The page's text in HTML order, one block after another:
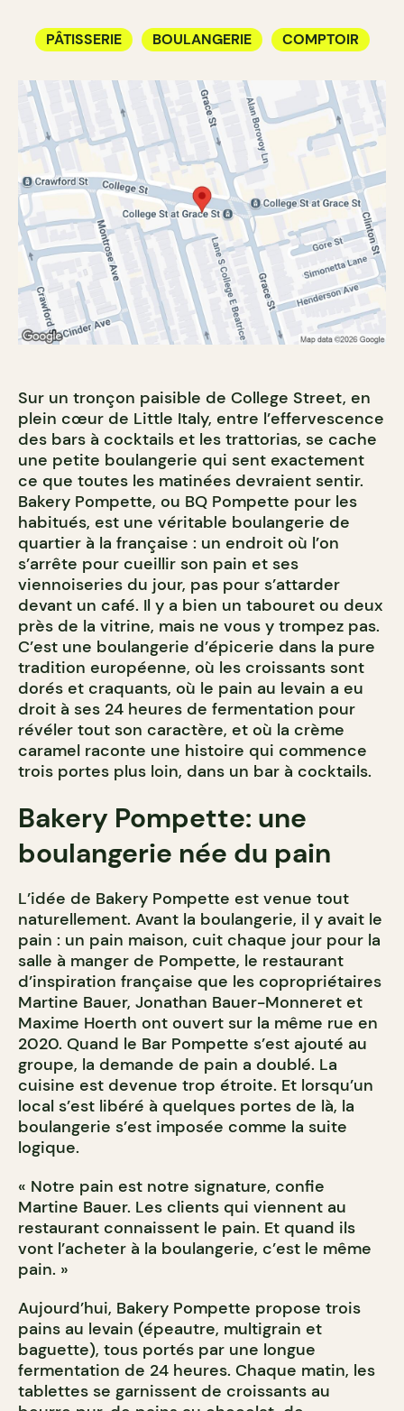
PÂTISSERIE BOULANGERIE COMPTOIR
Sur un tronçon paisible de College Street, en
plein cœur de Little Italy, entre l’effervescence
des bars à cocktails et les trattorias, se cache
une petite boulangerie qui sent exactement
ce que toutes les matinées devraient sentir.
Bakery Pompette, ou BQ Pompette pour les
habitués, est une véritable boulangerie de
quartier à la française : un endroit où l’on
s’arrête pour cueillir son pain et ses
viennoiseries du jour, pas pour s’attarder
devant un café. Il y a bien un tabouret ou deux
près de la vitrine, mais ne vous y trompez pas.
C’est une boulangerie d’épicerie dans la pure
tradition européenne, où les croissants sont
dorés et craquants, où le pain au levain a eu
droit à ses 24 heures de fermentation pour
révéler tout son caractère, et où la crème
caramel raconte une histoire qui commence
trois portes plus loin, dans un bar à cocktails.
Bakery Pompette: une
boulangerie née du pain
L’idée de Bakery Pompette est venue tout
naturellement. Avant la boulangerie, il y avait le
pain : un pain maison, cuit chaque jour pour la
salle à manger de Pompette, le restaurant
d’inspiration française que les copropriétaires
Martine Bauer, Jonathan Bauer-Monneret et
Maxime Hoerth ont ouvert sur la même rue en
2020. Quand le Bar Pompette s’est ajouté au
groupe, la demande de pain a doublé. La
cuisine est devenue trop étroite. Et lorsqu’un
local s’est libéré à quelques portes de là, la
boulangerie s’est imposée comme la suite
logique.
« Notre pain est notre signature, confie
Martine Bauer. Les clients qui viennent au
restaurant connaissent le pain. Et quand ils
vont l’acheter à la boulangerie, c’est le même
pain. »
Aujourd’hui, Bakery Pompette propose trois
pains au levain (épeautre, multigrain et
baguette), tous portés par une longue
fermentation de 24 heures. Chaque matin, les
tablettes se garnissent de croissants au